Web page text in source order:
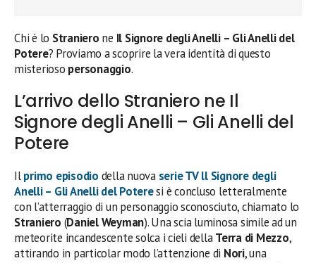
Chi è lo Straniero ne Il Signore degli Anelli – Gli Anelli del
Potere? Proviamo a scoprire la vera identità di questo
misterioso personaggio.
L’arrivo dello Straniero ne Il
Signore degli Anelli – Gli Anelli del
Potere
Ilprimo episodio della nuova serie TV ll Signore degli
Anelli – Gli Anelli del Poteresi è concluso letteralmente
con l’atterraggio di un personaggio sconosciuto, chiamato lo
Straniero (Daniel Weyman). Una scia luminosa simile ad un
meteorite incandescente solca i cieli dellaTerra di Mezzo,
attirando in particolar modo l’attenzione di Nori, una